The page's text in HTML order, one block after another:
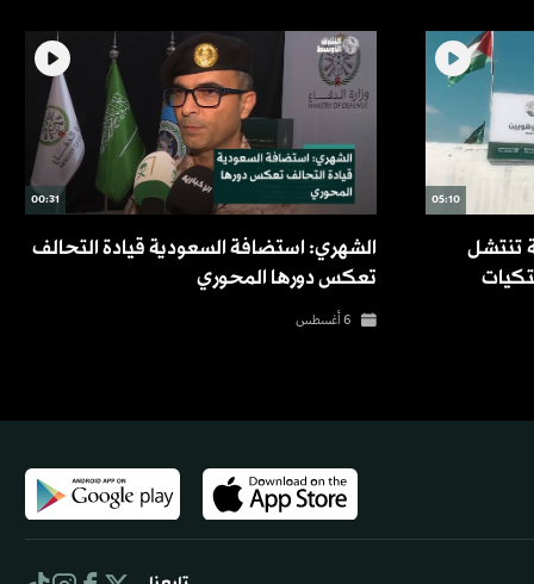
05:10
تنتشل
00:31
الشهري: استضافة السعودية قيادة التحالف
تعكس دورها المحوري
6 أغسطس